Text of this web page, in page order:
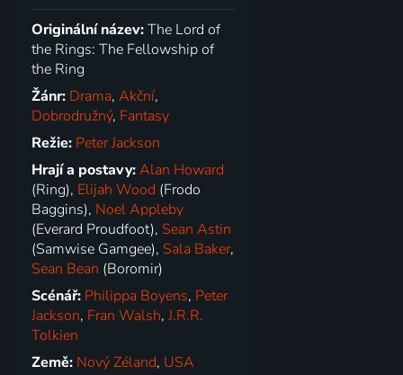
Originální název:The Lord of
the Rings: The Fellowship of
the Ring
Žánr: Drama,Akční,
Dobrodružný, Fantasy
Režie: Peter Jackson
Hrají a postavy:Alan Howard
(Ring), Elijah Wood (Frodo
Baggins), Noel Appleby
(Everard Proudfoot), Sean Astin
(Samwise Gamgee), Sala Baker,
Sean Bean (Boromir)
Scénář: Philippa Boyens, Peter
Jackson, Fran Walsh,J.R.R.
Tolkien
Země: Nový Zéland, USA